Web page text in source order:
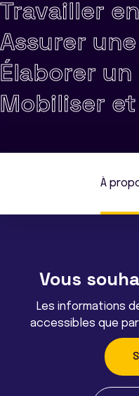
Travailler
Assurer
Élaborer
Mobiliser et
À
Vous
Les informations
accessibles que par